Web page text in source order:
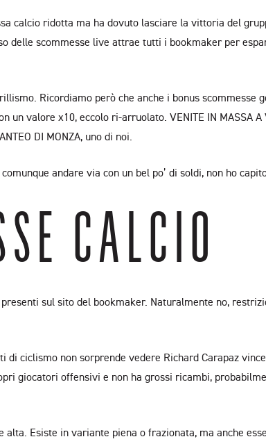
calcio ridotta ma ha dovuto lasciare la vittoria del
delle scommesse live attrae tutti i bookmaker per
Ricordiamo però che anche i bonus scommesse
valore x10, eccolo ri-arruolato. VENITE IN MASSA A
DI MONZA, uno di noi.
andare via con un bel po’ di soldi, non ho
CALCIO
sul sito del bookmaker. Naturalmente no,
ciclismo non sorprende vedere Richard Carapaz
giocatori offensivi e non ha grossi ricambi,
Esiste in variante piena o frazionata, ma anche